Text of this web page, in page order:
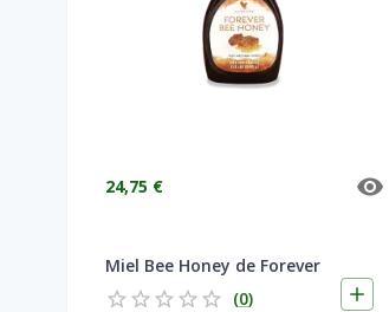
24,75 €
Miel Bee Honey de Forever
(0)